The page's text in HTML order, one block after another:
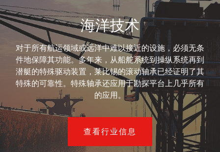
海洋技术
对于所有航运领域或远洋中难以接近的设施，必须无条
件地保障其功能。多年来，从船舵系统到操纵系统再到
潜艇的特殊驱动装置，莱比锡的滚动轴承已经证明了其
特殊的可靠性。特殊轴承还应用于勘探平台上几乎所有
的应用。
查看行业信息